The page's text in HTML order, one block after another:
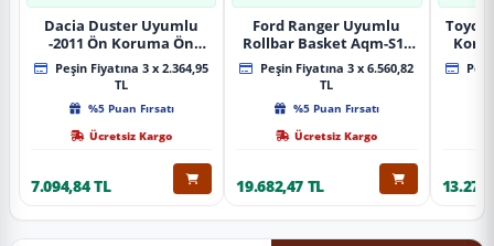
Dacia Duster Uyumlu
-2011 Ön Koruma Ön
Tekli Koruma
Peşin Fiyatına 3 x 2.364,95
TL
%5 Puan Fırsatı
Ücretsiz Kargo
7.094,84 TL
Ford Ranger Uyumlu
Rollbar Basket Aqm-S10
2015+ Uyumlu
Peşin Fiyatına 3 x 6.560,82
TL
%5 Puan Fırsatı
Ücretsiz Kargo
19.682,47 TL